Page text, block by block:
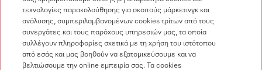
Επικοινωνία
Επισκόπηση επικοινωνίας
Πωλήσεις
210 6794444
τεχνολογίες παρακολούθησης για σκοπούς μάρκετινγκ και
ανάλυσης, συμπεριλαμβανομένων cookies τρίτων από τους
συνεργάτες και τους παρόχους υπηρεσιών μας, τα οποία
συλλέγουν πληροφορίες σχετικά με τη χρήση του ιστότοπου
από εσάς και μας βοηθούν να εξατομικεύσουμε και να
βελτιώσουμε την online εμπειρία σας. Τα cookies